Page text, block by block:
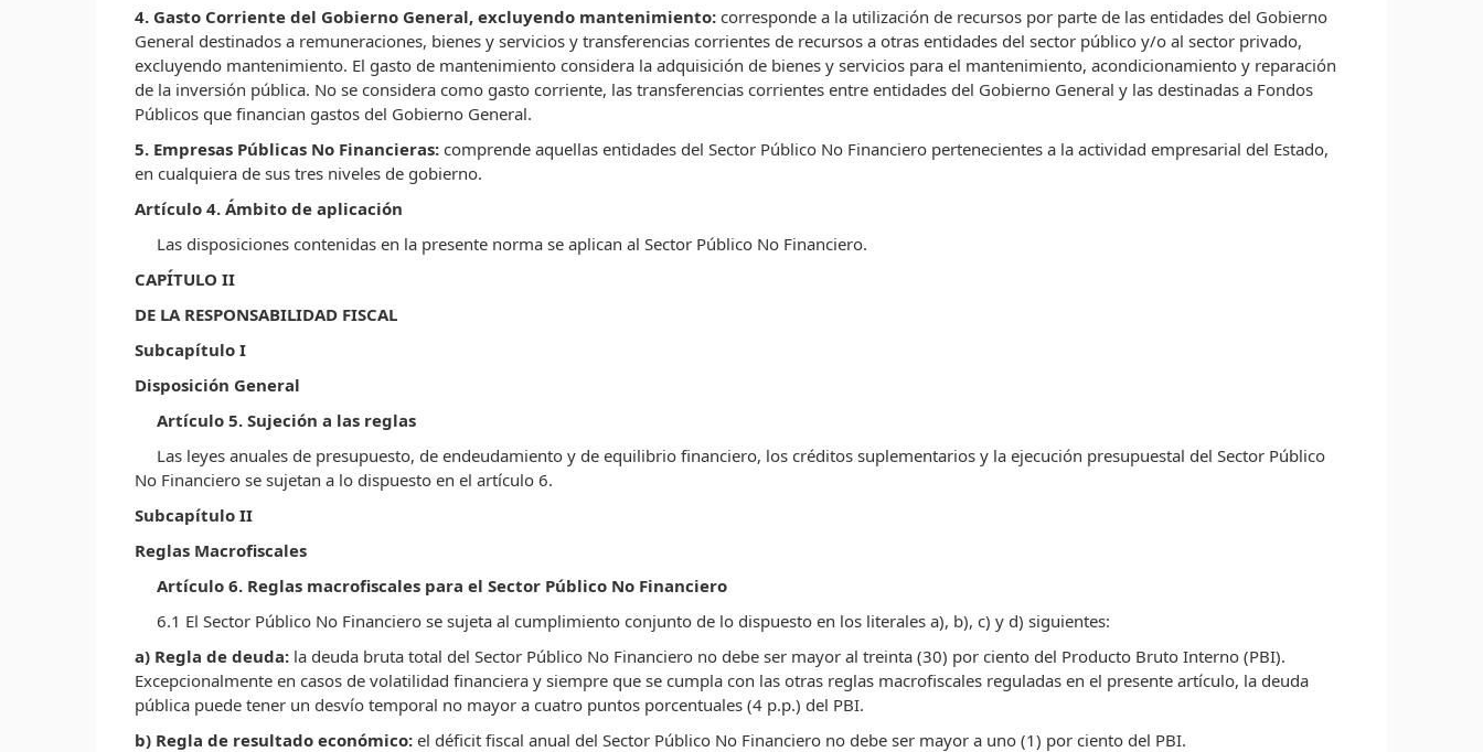
4. Gasto Corriente del Gobierno General, excluyendo mantenimiento: corresponde a la utilización de recursos por parte de las entidades del Gobierno
General destinados a remuneraciones, bienes y servicios y transferencias corrientes de recursos a otras entidades del sector público y/o al sector privado,
excluyendo mantenimiento. El gasto de mantenimiento considera la adquisición de bienes y servicios para el mantenimiento, acondicionamiento y reparación
de la inversión pública. No se considera como gasto corriente, las transferencias corrientes entre entidades del Gobierno General y las destinadas a Fondos
Públicos que financian gastos del Gobierno General.
5. Empresas Públicas No Financieras: comprende aquellas entidades del Sector Público No Financiero pertenecientes a la actividad empresarial del Estado,
en cualquiera de sus tres niveles de gobierno.
Artículo 4. Ámbito de aplicación
Las disposiciones contenidas en la presente norma se aplican al Sector Público No Financiero.
CAPÍTULO II
DE LA RESPONSABILIDAD FISCAL
Subcapítulo I
Disposición General
Artículo 5. Sujeción a las reglas
Las leyes anuales de presupuesto, de endeudamiento y de equilibrio financiero, los créditos suplementarios y la ejecución presupuestal del Sector Público
No Financiero se sujetan a lo dispuesto en el artículo 6.
Subcapítulo II
Reglas Macrofiscales
Artículo 6. Reglas macrofiscales para el Sector Público No Financiero
6.1 El Sector Público No Financiero se sujeta al cumplimiento conjunto de lo dispuesto en los literales a), b), c) y d) siguientes:
a) Regla de deuda: la deuda bruta total del Sector Público No Financiero no debe ser mayor al treinta (30) por ciento del Producto Bruto Interno (PBI).
Excepcionalmente en casos de volatilidad financiera y siempre que se cumpla con las otras reglas macrofiscales reguladas en el presente artículo, la deuda
pública puede tener un desvío temporal no mayor a cuatro puntos porcentuales (4 p.p.) del PBI.
b) Regla de resultado económico: el déficit fiscal anual del Sector Público No Financiero no debe ser mayor a uno (1) por ciento del PBI.